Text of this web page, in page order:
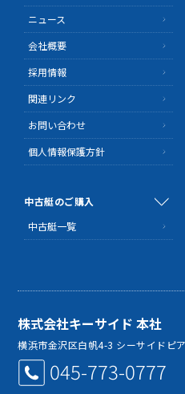
ニュース
会社概要
採用情報
関連リンク
お問い合わせ
個人情報保護方針
中古艇のご購入
中古艇一覧
株式会社キーサイド 本社
横浜市金沢区白帆4-3 シーサイドピ
045-773-0777